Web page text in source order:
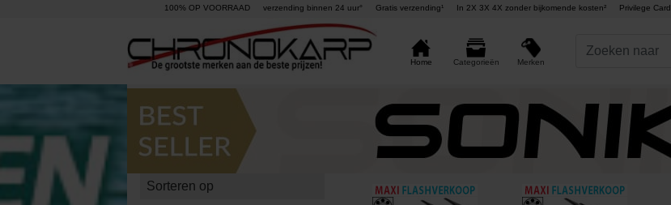
100% OP VOORRAAD verzending binnen 24 uur° Gratis verzending¹ In 2X 3X 4X zonder bijkomende kosten² Privilege Card
Home Categorieën Merken
Sorteren op